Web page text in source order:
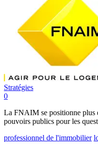
Stratégies
0
La FNAIM se positionne plus
pouvoirs publics pour les
professionnel de l'immobilier